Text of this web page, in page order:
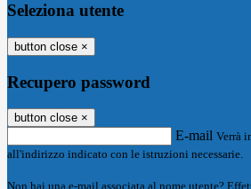
Seleziona utente
button close ×
Recupero password
button close ×
E-mail Verrà
all'indirizzo indicato con le istruzioni necessarie.
Non hai una e-mail associata al nome utente?